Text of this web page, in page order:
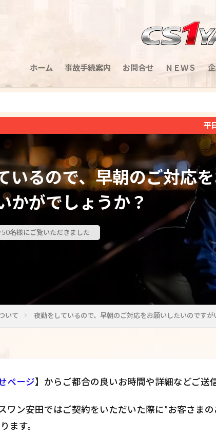
ホーム 事故手続案内 お問合せ ＮＥＷＳ
平日 ９時～１７時まで ０
いるので、早朝のご対応
かがでしょうか？
50名様にご覧いただきました
いて 夜勤をしているので、早朝のご対応をお願いしたいのですが
ページ】からご都合の良いお時間や詳細などご送
ワン安田ではご契約をいただいた際に”お客さま
ます。